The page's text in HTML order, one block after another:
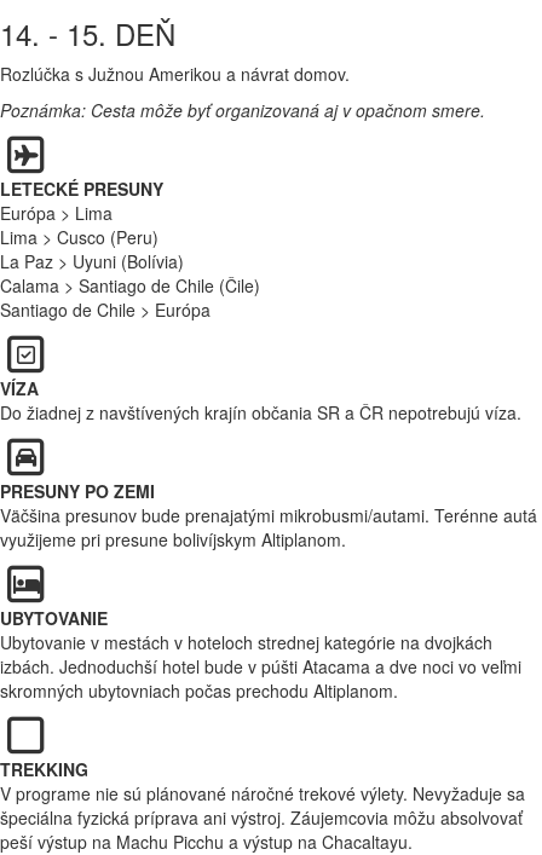
14. - 15. DEŇ
Rozlúčka s Južnou Amerikou a návrat domov.
Poznámka: Cesta môže byť organizovaná aj v opačnom smere.
LETECKÉ PRESUNY
Európa > Lima
Lima > Cusco (Peru)
La Paz > Uyuni (Bolívia)
Calama > Santiago de Chile (Čile)
Santiago de Chile > Európa
VÍZA
Do žiadnej z navštívených krajín občania SR a ČR nepotrebujú víza.
PRESUNY PO ZEMI
Väčšina presunov bude prenajatými mikrobusmi/autami. Terénne autá
využijeme pri presune bolivíjskym Altiplanom.
UBYTOVANIE
Ubytovanie v mestách v hoteloch strednej kategórie na dvojkách
izbách. Jednoduchší hotel bude v púšti Atacama a dve noci vo veľmi
skromných ubytovniach počas prechodu Altiplanom.
TREKKING
V programe nie sú plánované náročné trekové výlety. Nevyžaduje sa
špeciálna fyzická príprava ani výstroj. Záujemcovia môžu absolvovať
peší výstup na Machu Picchu a výstup na Chacaltayu.